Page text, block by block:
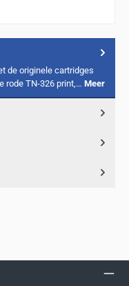
de originele cartridges
rode TN-326 print,… Meer